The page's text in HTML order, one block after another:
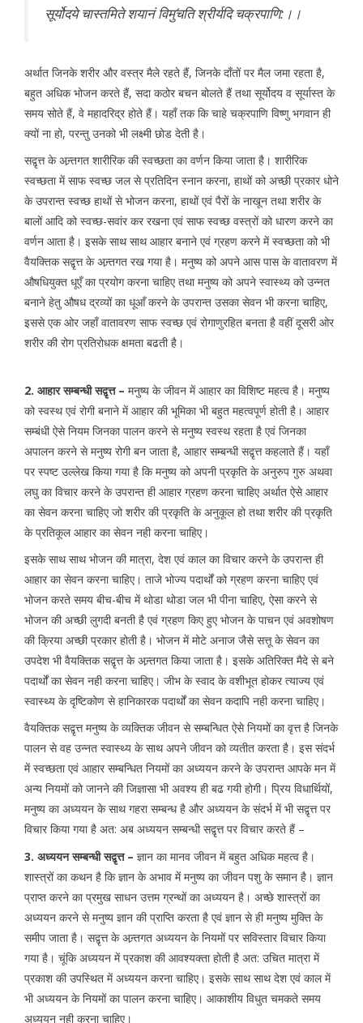
सूर्योदये चास्तमिते शयानं विमु´चति श्रीर्यदि चक्रपाणि:।।
अर्थात जिनके शरीर और वस्त्र मैले रहते हैं, जिनके दाँतों पर मैल जमा रहता है,
बहुत अधिक भोजन करते हैं, सदा कठोर बचन बोलते हैं तथा सूर्योदय व सूर्यास्त के
समय सोते हैं, वे महादरिद्र होते हैं। यहाँ तक कि चाहे चक्रपाणि विष्णु भगवान ही
क्यों ना हो, परन्तु उनको भी लक्ष्मी छोड देती है।
सद्वृत्त के अन्र्तगत शारीरिक की स्वच्छता का वर्णन किया जाता है। शारीरिक
स्वच्छता में साफ स्वच्छ जल से प्रतिदिन स्नान करना, हाथों को अच्छी प्रकार धोने
के उपरान्त स्वच्छ हाथों से भोजन करना, हाथों एवं पैरों के नाखून तथा शरीर के
बालों आदि को स्वच्छ-सवांर कर रखना एवं साफ स्वच्छ वस्त्रों को धारण करने का
वर्णन आता है। इसके साथ साथ आहार बनाने एवं ग्रहण करने में स्वच्छता को भी
वैयक्तिक सद्वृत्त के अन्र्तगत रख गया है। मनुष्य को अपने आस पास के वातावरण में
औषधियुक्त धूएँ का प्रयोग करना चाहिए तथा मनुष्य को अपने स्वास्थ्य को उन्नत
बनाने हेतु औषध द्रव्यों का धूआँ करने के उपरान्त उसका सेवन भी करना चाहिए,
इससे एक ओर जहाँ वातावरण साफ स्वच्छ एवं रोगाणुरहित बनता है वहीं दूसरी ओर
शरीर की रोग प्रतिरोधक क्षमता बढती है।
2. आहार सम्बन्धी सद्वृत्त – मनुष्य के जीवन में आहार का विशिष्ट महत्व है। मनुष्य
को स्वस्थ एवं रोगी बनाने में आहार की भूमिका भी बहुत महत्वपूर्ण होती है। आहार
सम्बंधी ऐसे नियम जिनका पालन करने से मनुष्य स्वस्थ रहता है एवं जिनका
अपालन करने से मनुष्य रोगी बन जाता है, आहार सम्बन्धी सद्वृत्त कहलाते हैं। यहाँ
पर स्पष्ट उल्लेख किया गया है कि मनुष्य को अपनी प्रकृति के अनुरुप गुरु अथवा
लघु का विचार करने के उपरान्त ही आहार ग्रहण करना चाहिए अर्थात ऐसे आहार
का सेवन करना चाहिए जो शरीर की प्रकृति के अनुकूल हो तथा शरीर की प्रकृति
के प्रतिकूल आहार का सेवन नही करना चाहिए।
इसके साथ साथ भोजन की मात्रा, देश एवं काल का विचार करने के उपरान्त ही
आहार का सेवन करना चाहिए। ताजे भोज्य पदार्थों को ग्रहण करना चाहिए एवं
भोजन करते समय बीच-बीच में थोडा थोडा जल भी पीना चाहिए, ऐसा करने से
भोजन की अच्छी लुगदी बनती है एवं ग्रहण किए हुए भोजन के पाचन एवं अवशोषण
की क्रिया अच्छी प्रकार होती है। भोजन में मोटे अनाज जैसे सत्तू के सेवन का
उपदेश भी वैयक्तिक सद्वृत्त के अन्र्तगत किया जाता है। इसके अतिरिक्त मैदे से बने
पदार्थों का सेवन नही करना चाहिए। जीभ के स्वाद के वशीभूत होकर त्याज्य एवं
स्वास्थ्य के दृष्टिकोण से हानिकारक पदार्थों का सेवन कदापि नही करना चाहिए।
वैयक्तिक सद्वृत्त मनुष्य के व्यक्तिक जीवन से सम्बन्धित ऐसे नियमों का वृत्त है जिनके
पालन से वह उन्नत स्वास्थ्य के साथ अपने जीवन को व्यतीत करता है। इस संदर्भ
में स्वच्छता एवं आहार सम्बन्धित नियमों का अध्ययन करने के उपरान्त आपके मन में
अन्य नियमों को जानने की जिज्ञासा भी अवश्य ही बढ गयी होगी। प्रिय विधार्थियों,
मनुष्य का अध्ययन के साथ गहरा सम्बन्ध है और अध्ययन के संदर्भ में भी सद्वृत्त पर
विचार किया गया है अत: अब अध्ययन सम्बन्धी सद्वृत्त पर विचार करते हैं –
3. अध्ययन सम्बन्धी सद्वृत्त – ज्ञान का मानव जीवन में बहुत अधिक महत्व है।
शास्त्रों का कथन है कि ज्ञान के अभाव में मनुष्य का जीवन पशु के समान है। ज्ञान
प्राप्त करने का प्रमुख साधन उत्तम ग्रन्थों का अध्ययन है। अच्छे शास्त्रों का
अध्ययन करने से मनुष्य ज्ञान की प्राप्ति करता है एवं ज्ञान से ही मनुष्य मुक्ति के
समीप जाता है। सद्वृत्त के अन्र्तगत अध्ययन के नियमों पर सविस्तार विचार किया
गया है। चूंकि अध्ययन में प्रकाश की आवश्यक्ता होती है अत: उचित मात्रा में
प्रकाश की उपस्थित में अध्ययन करना चाहिए। इसके साथ साथ देश एवं काल में
भी अध्ययन के नियमों का पालन करना चाहिए। आकाशीय विधुत चमकते समय
अध्ययन नही करना चाहिए।